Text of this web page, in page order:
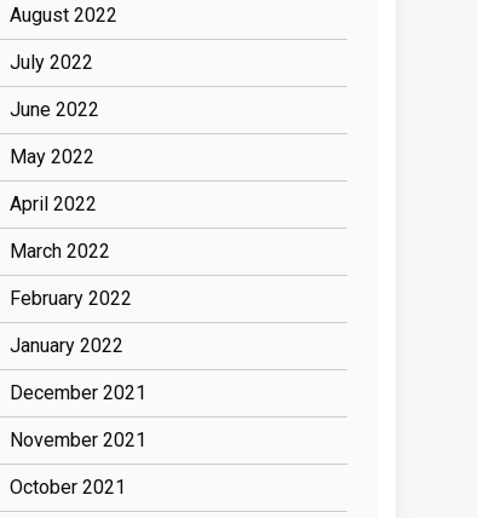
August 2022
July 2022
June 2022
May 2022
April 2022
March 2022
February 2022
January 2022
December 2021
November 2021
October 2021